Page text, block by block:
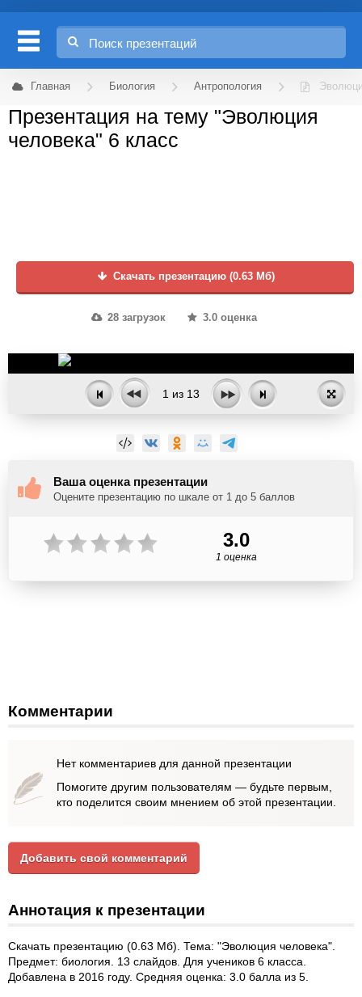
Главная Биология Антропология
Презентация на тему "Эволюция
человека" 6 класс
Скачать презентацию (0.63 Мб)
28 загрузок 3.0 оценка
1 из 13
Ваша оценка презентации
Оцените презентацию по шкале от 1 до 5 баллов
3.0
1 оценка
Комментарии
Нет комментариев для данной презентации
Помогите другим пользователям — будьте первым,
кто поделится своим мнением об этой презентации.
Добавить свой комментарий
Аннотация к презентации
Скачать презентацию (0.63 Мб). Тема: "Эволюция человека".
Предмет: биология. 13 слайдов. Для учеников 6 класса.
Добавлена в 2016 году. Средняя оценка: 3.0 балла из 5.